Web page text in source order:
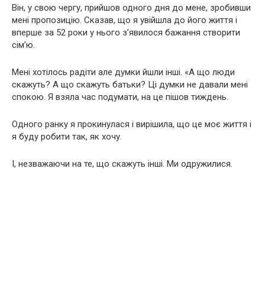
Він, у свою чергу, прийшов одного дня до мене, зробивши
мені пропозицію. Сказав, що я увійшла до його життя і
вперше за 52 роки у нього з’явилося бажання створити
сім’ю.
Мені хотілось радіти але думки йшли інші. «А що люди
скажуть? А що скажуть батьки? Ці думки не давали мені
спокою. Я взяла час подумати, на це пішов тиждень.
Одного ранку я прокинулася і вирішила, що це моє життя і
я буду робити так, як хочу.
І, незважаючи на те, що скажуть інші. Ми одружилися.